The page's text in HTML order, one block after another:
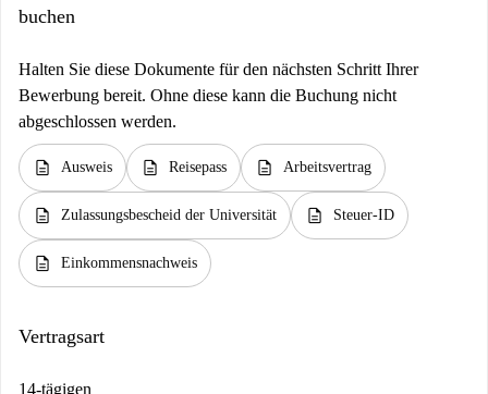
buchen
Halten Sie diese Dokumente für den nächsten Schritt Ihrer
Bewerbung bereit. Ohne diese kann die Buchung nicht
abgeschlossen werden.
description Ausweis description Reisepass description Arbeitsvertrag
description Zulassungsbescheid der Universität description Steuer-ID
description Einkommensnachweis
Vertragsart
14-tägigen